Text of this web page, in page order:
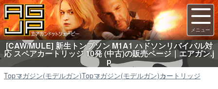
[CAW/MULE] 新生トンプソン M1A1 ハドソンリバイバル対
応 スペアカートリッジ 10発 (中古)の販売ページ｜エアガン.j
p
Topマガジン(モデルガン)Topマガジン(モデルガン)カートリッジ